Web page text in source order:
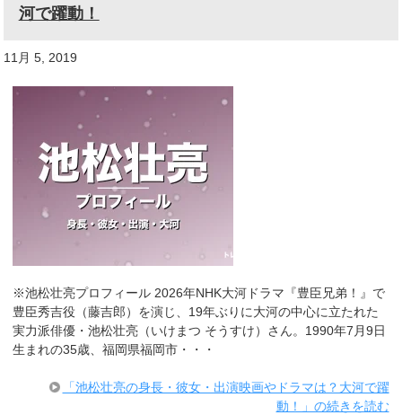
河で躍動！
11月 5, 2019
※池松壮亮プロフィール 2026年NHK大河ドラマ『豊臣兄弟！』で
豊臣秀吉役（藤吉郎）を演じ、19年ぶりに大河の中心に立たれた
実力派俳優・池松壮亮（いけまつ そうすけ）さん。1990年7月9日
生まれの35歳、福岡県福岡市・・・
「池松壮亮の身長・彼女・出演映画やドラマは？大河で躍
動！」の続きを読む